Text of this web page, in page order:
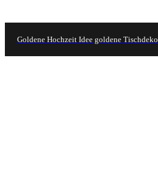
Goldene Hochzeit Idee goldene Tischdeko